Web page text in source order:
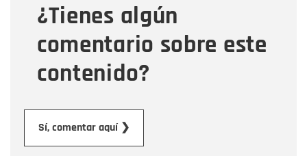
¿Tienes algún
comentario sobre este
contenido?
Sí, comentar aquí ❯
Mensaje